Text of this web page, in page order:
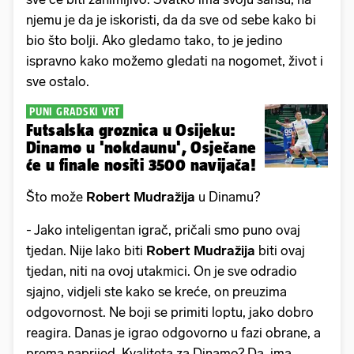
njemu je da je iskoristi, da da sve od sebe kako bi
bio što bolji. Ako gledamo tako, to je jedino
ispravno kako možemo gledati na nogomet, život i
sve ostalo.
PUNI GRADSKI VRT
Futsalska groznica u Osijeku:
Dinamo u 'nokdaunu', Osječane
će u finale nositi 3500 navijača!
Što može Robert Mudražija u Dinamu?
- Jako inteligentan igrač, pričali smo puno ovaj
tjedan. Nije lako biti Robert Mudražija biti ovaj
tjedan, niti na ovoj utakmici. On je sve odradio
sjajno, vidjeli ste kako se kreće, on preuzima
odgovornost. Ne boji se primiti loptu, jako dobro
reagira. Danas je igrao odgovorno u fazi obrane, a